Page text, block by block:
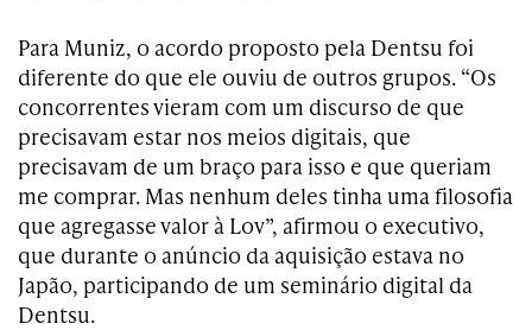
Para Muniz, o acordo proposto pela Dentsu foi
diferente do que ele ouviu de outros grupos. “Os
concorrentes vieram com um discurso de que
precisavam estar nos meios digitais, que
precisavam de um braço para isso e que queriam
me comprar. Mas nenhum deles tinha uma filosofia
que agregasse valor à Lov”, afirmou o executivo,
que durante o anúncio da aquisição estava no
Japão, participando de um seminário digital da
Dentsu.